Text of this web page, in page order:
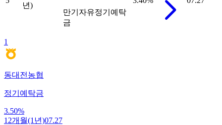
년)
만기자유정기예탁
금
1
동대전농협
정기예탁금
3.50%
12개월(1년)07.27